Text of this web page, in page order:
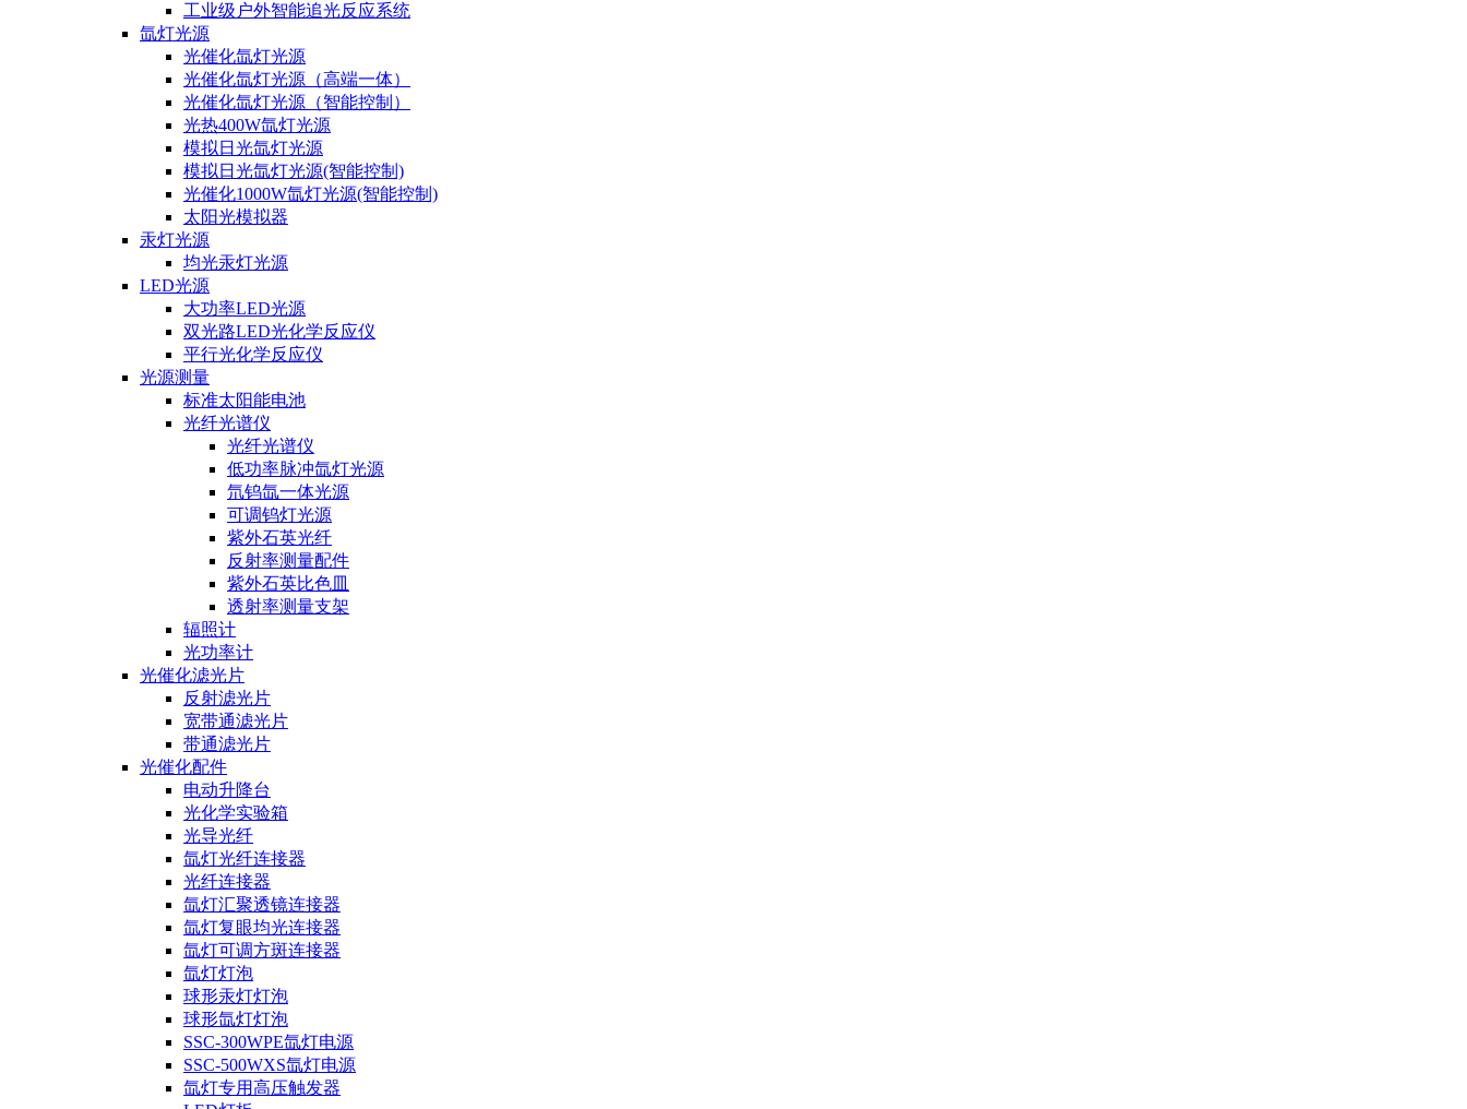
工业级户外智能追光反应系统
氙灯光源
光催化氙灯光源
光催化氙灯光源（高端一体）
光催化氙灯光源（智能控制）
光热400W氙灯光源
模拟日光氙灯光源
模拟日光氙灯光源(智能控制)
光催化1000W氙灯光源(智能控制)
太阳光模拟器
汞灯光源
均光汞灯光源
LED光源
大功率LED光源
双光路LED光化学反应仪
平行光化学反应仪
光源测量
标准太阳能电池
光纤光谱仪
光纤光谱仪
低功率脉冲氙灯光源
氘钨氙一体光源
可调钨灯光源
紫外石英光纤
反射率测量配件
紫外石英比色皿
透射率测量支架
辐照计
光功率计
光催化滤光片
反射滤光片
宽带通滤光片
带通滤光片
光催化配件
电动升降台
光化学实验箱
光导光纤
氙灯光纤连接器
光纤连接器
氙灯汇聚透镜连接器
氙灯复眼均光连接器
氙灯可调方斑连接器
氙灯灯泡
球形汞灯灯泡
球形氙灯灯泡
SSC-300WPE氙灯电源
SSC-500WXS氙灯电源
氙灯专用高压触发器